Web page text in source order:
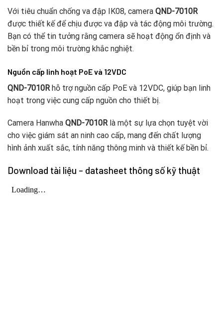
Với tiêu chuẩn chống va đập IK08, camera QND-7010R
được thiết kế để chịu được va đập và tác động môi trường.
Bạn có thể tin tưởng rằng camera sẽ hoạt động ổn định và
bền bỉ trong môi trường khắc nghiệt.
Nguồn cấp linh hoạt PoE và 12VDC
QND-7010R hỗ trợ nguồn cấp PoE và 12VDC, giúp bạn linh
hoạt trong việc cung cấp nguồn cho thiết bị.
Camera Hanwha QND-7010Rlà một sự lựa chọn tuyệt vời
cho việc giám sát an ninh cao cấp, mang đến chất lượng
hình ảnh xuất sắc, tính năng thông minh và thiết kế bền bỉ.
Download tài liệu – datasheet thông số kỹ thuật